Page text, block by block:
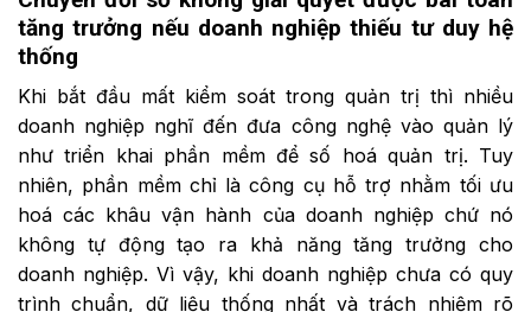
tăng trưởng nếu doanh nghiệp thiếu tư duy hệ
thống
Khi bắt đầu mất kiểm soát trong quản trị thì nhiều
doanh nghiệp nghĩ đến đưa công nghệ vào quản lý
như triển khai phần mềm để số hoá quản trị. Tuy
nhiên, phần mềm chỉ là công cụ hỗ trợ nhằm tối ưu
hoá các khâu vận hành của doanh nghiệp chứ nó
không tự động tạo ra khả năng tăng trưởng cho
doanh nghiệp. Vì vậy, khi doanh nghiệp chưa có quy
trình chuẩn, dữ liệu thống nhất và trách nhiệm rõ